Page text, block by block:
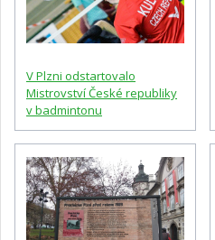
V Plzni odstartovalo
Mistrovství České republiky
v badmintonu